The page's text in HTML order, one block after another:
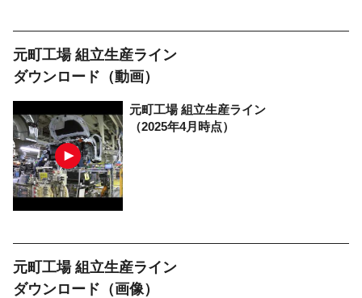
元町工場 組立生産ライン
ダウンロード（動画）
元町工場組立生産ライン
（2025年4月時点）
元町工場 組立生産ライン
ダウンロード（画像）